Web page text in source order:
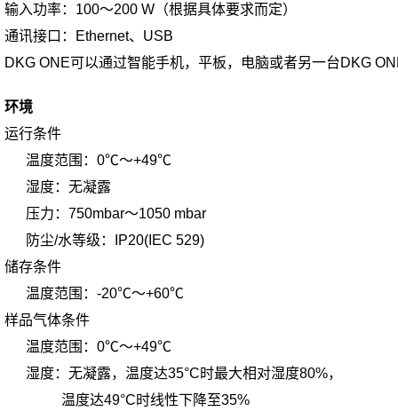
输入功率：100～200 W（根据具体要求而定）
通讯接口：Ethernet、USB
DKG ONE可以通过智能手机，平板，电脑或者另一台DKG
环境
运行条件
温度范围：0℃～+49℃
湿度：无凝露
压力：750mbar～1050 mbar
防尘/水等级：IP20(IEC 529)
储存条件
温度范围：-20℃～+60℃
样品气体条件
温度范围：0℃～+49℃
湿度：无凝露，温度达35°C时最大相对湿度80%，
温度达49°C时线性下降至35%